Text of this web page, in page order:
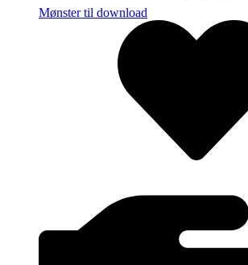
Mønster til download